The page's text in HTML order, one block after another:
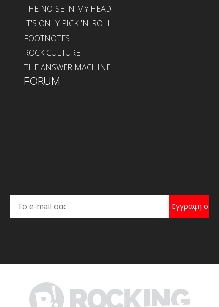
THE NOISE IN MY HEAD
IT'S ONLY PICK 'N' ROLL
FOOTNOTES
ROCK CULTURE
THE ANSWER MACHINE
FORUM